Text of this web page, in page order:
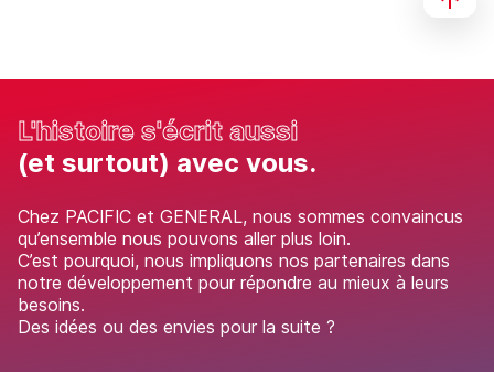
L'histoire s'écrit aussi
(et surtout) avec vous.
Chez PACIFIC et GENERAL, nous sommes convaincus
qu’ensemble nous pouvons aller plus loin.
C’est pourquoi, nous impliquons nos partenaires dans
notre développement pour répondre au mieux à leurs
besoins.
Des idées ou des envies pour la suite ?